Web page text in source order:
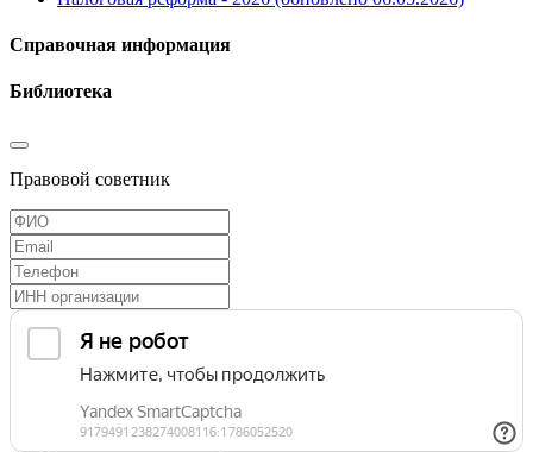
Справочная информация
Библиотека
Правовой советник